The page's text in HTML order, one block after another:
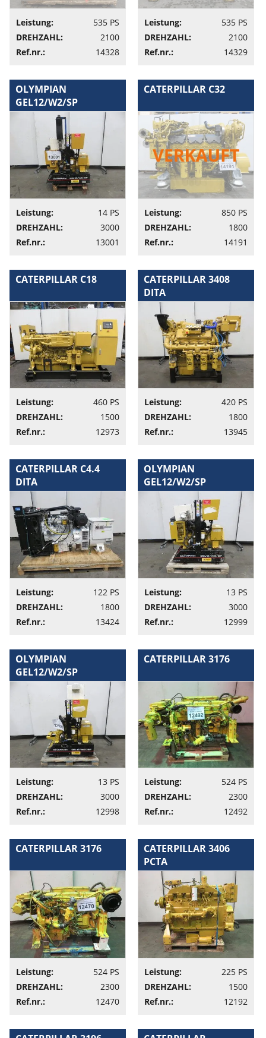
Leistung:
535 PS
DREHZAHL:
2100
Ref.nr.:
14328
Leistung:
535 PS
DREHZAHL:
2100
Ref.nr.:
14329
OLYMPIAN
GEL12/W2/SP
Leistung:
14 PS
DREHZAHL:
3000
Ref.nr.:
13001
CATERPILLAR C32
Leistung:
850 PS
DREHZAHL:
1800
Ref.nr.:
14191
CATERPILLAR C18
Leistung:
460 PS
DREHZAHL:
1500
Ref.nr.:
12973
CATERPILLAR 3408
DITA
Leistung:
420 PS
DREHZAHL:
1800
Ref.nr.:
13945
CATERPILLAR C4.4
DITA
Leistung:
122 PS
DREHZAHL:
1800
Ref.nr.:
13424
OLYMPIAN
GEL12/W2/SP
Leistung:
13 PS
DREHZAHL:
3000
Ref.nr.:
12999
OLYMPIAN
GEL12/W2/SP
Leistung:
13 PS
DREHZAHL:
3000
Ref.nr.:
12998
CATERPILLAR 3176
Leistung:
524 PS
DREHZAHL:
2300
Ref.nr.:
12492
CATERPILLAR 3176
Leistung:
524 PS
DREHZAHL:
2300
Ref.nr.:
12470
CATERPILLAR 3406
PCTA
Leistung:
225 PS
DREHZAHL:
1500
Ref.nr.:
12192